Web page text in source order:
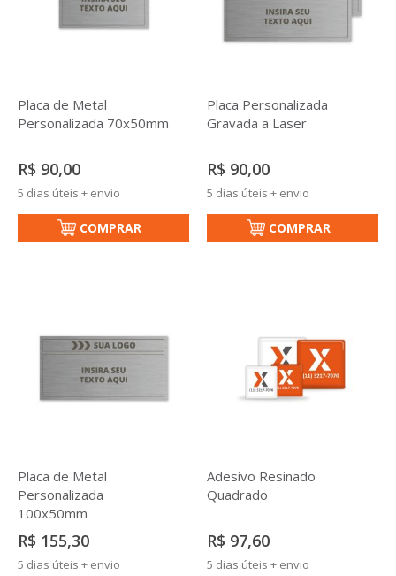
Placa de Metal
Personalizada 70x50mm
R$ 90,00
5 dias úteis + envio
COMPRAR
Placa Personalizada
Gravada a Laser
R$ 90,00
5 dias úteis + envio
COMPRAR
Placa de Metal
Personalizada
100x50mm
R$ 155,30
5 dias úteis + envio
Adesivo Resinado
Quadrado
R$ 97,60
5 dias úteis + envio